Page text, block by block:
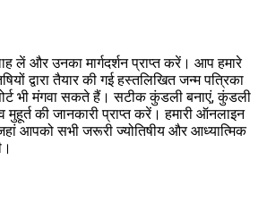
लें और उनका मार्गदर्शन प्राप्त करें। आप हमारे
द्वारा तैयार की गई हस्तलिखित जन्म पत्रिका
भी मंगवा सकते हैं। सटीक कुंडली बनाएं, कुंडली
की जानकारी प्राप्त करें। हमारी ऑनलाइन
आपको सभी जरूरी ज्योतिषीय और आध्यात्मिक